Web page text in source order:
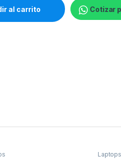
/ 2.1 GHz - Win 11 Home
al carrito Cotizar
Laptops